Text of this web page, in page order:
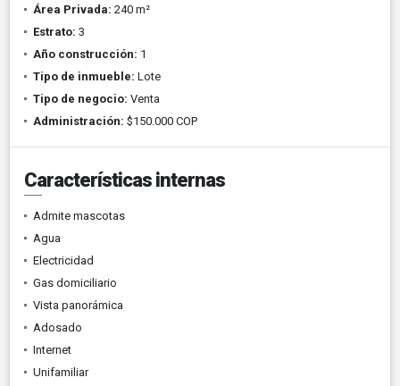
Área Privada: 240 m²
Estrato: 3
Año construcción: 1
Tipo de inmueble: Lote
Tipo de negocio: Venta
Administración: $150.000 COP
Características internas
Admite mascotas
Agua
Electricidad
Gas domiciliario
Vista panorámica
Adosado
Internet
Unifamiliar